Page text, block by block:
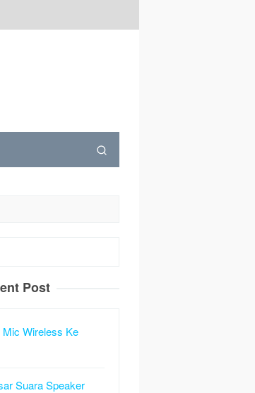
Post
Wireless Ke
Suara Speaker